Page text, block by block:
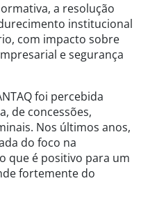
a resolução
institucional
com impacto sobre
e segurança
foi percebida
de concessões,
Nos últimos anos,
do foco na
que é positivo para um
fortemente do